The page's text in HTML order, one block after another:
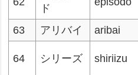
ド
63 アリバイ aribai
64 シリーズ shiriizu